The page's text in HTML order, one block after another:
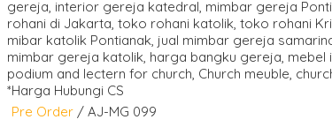
*Harga Hubungi CS
Pre Order / AJ-MG 099